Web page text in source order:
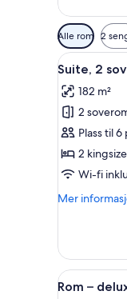
filtre
for
rom
Alle rom 2
Åpne
alle
bildene
av
Suite,
2
soverom
10
Suite, 2
182 m²
2
Plass til
2
Wi-fi
Mer
Mer
2
soverom
(Basketball)
Åpne
4
Rom –